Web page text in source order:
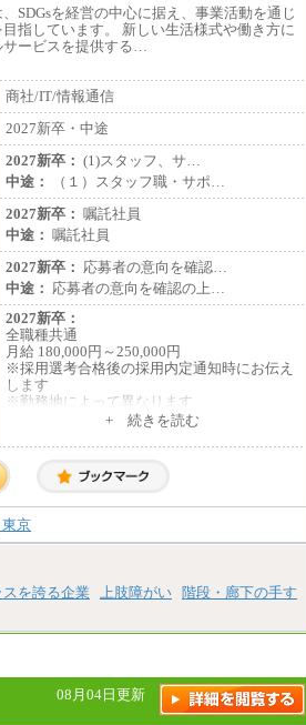
SDGsを経営の中心に据え、事業活動を通じ
指しています。 新しい生活様式や働き方に
ービスを提供する…
商社/IT/情報通信
2027新卒・中途
2027新卒： (1)スタッフ、サ…
中途：
（１）スタッフ職・サポ…
2027新卒： 嘱託社員
中途： 嘱託社員
2027新卒： 応募者の意向を確認…
中途： 応募者の意向を確認の上…
2027新卒：
全職種共通
月給 180,000円～250,000円
※採用選考合格後の採用内定通知時にお伝え
します
※勤務地によって異なります
全職種共通
月給 200,000円～250,000円
入社時の処遇は経験・能力を考慮の上、当社
具体的な金額は採用選考合格後に採用内定通
知時にお伝えします。
+ 続きを読む
京
を誇る企業 上肢障がい
階段・廊下の手す
08月04日更新